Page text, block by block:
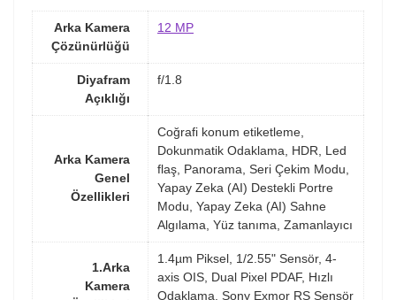
Arka Kamera
Çözünürlüğü
12 MP
Diyafram
Açıklığı
f/1.8
Arka Kamera
Genel
Özellikleri
Coğrafi konum etiketleme,
Dokunmatik Odaklama, HDR, Led
flaş, Panorama, Seri Çekim Modu,
Yapay Zeka (AI) Destekli Portre
Modu, Yapay Zeka (AI) Sahne
Algılama, Yüz tanıma, Zamanlayıcı
1.Arka
Kamera
1.4µm Piksel, 1/2.55" Sensör, 4-
axis OIS, Dual Pixel PDAF, Hızlı
Odaklama, Sony Exmor RS Sensör